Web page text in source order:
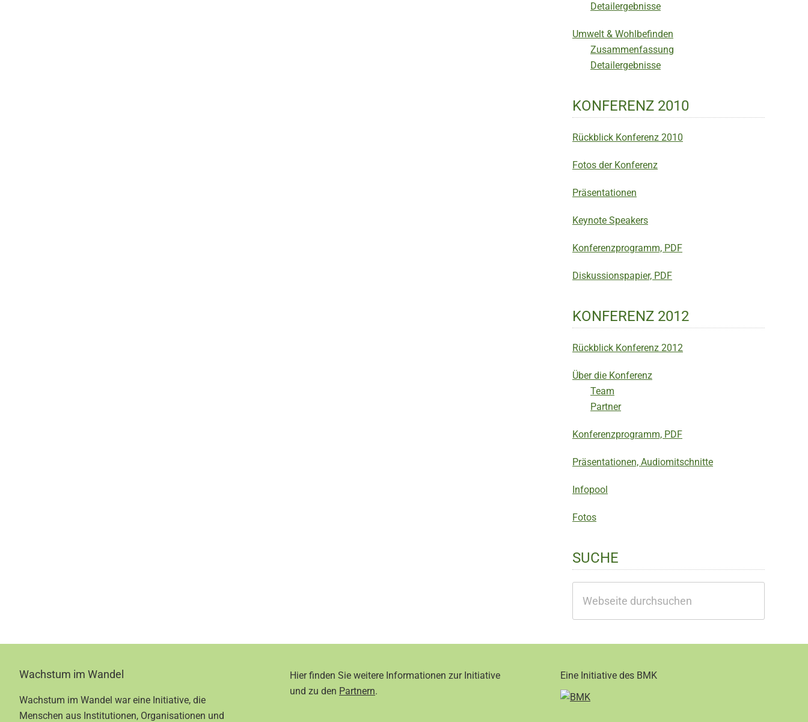
Detailergebnisse
Umwelt & Wohlbefinden
Zusammenfassung
Detailergebnisse
KONFERENZ 2010
Rückblick Konferenz 2010
Fotos der Konferenz
Präsentationen
Keynote Speakers
Konferenzprogramm, PDF
Diskussionspapier, PDF
KONFERENZ 2012
Rückblick Konferenz 2012
Über die Konferenz
Team
Partner
Konferenzprogramm, PDF
Präsentationen, Audiomitschnitte
Infopool
Fotos
SUCHE
durchsuchen
FooterWachstum im Wandel
Wachstum im Wandel war eine Initiative, die
Menschen aus Institutionen, Organisationen und
Hier finden Sie weitere Informationen zur Initiative
und zu den Partnern.
Eine Initiative des BMK